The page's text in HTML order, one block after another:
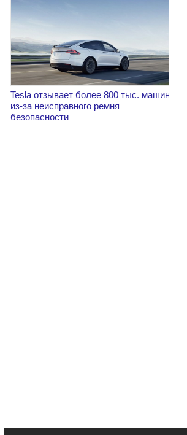
Tesla отзывает более 800 тыс. машин
из-за неисправного ремня
безопасности